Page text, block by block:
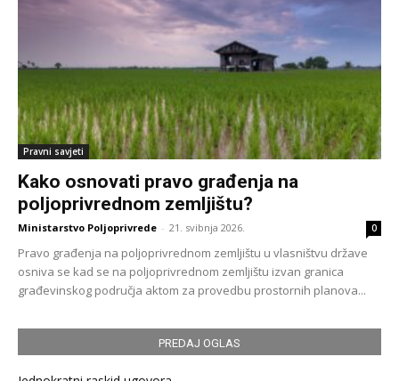
Pravni savjeti
Kako osnovati pravo građenja na
poljoprivrednom zemljištu?
Ministarstvo Poljoprivrede - 21. svibnja 2026. 0
Pravo građenja na poljoprivrednom zemljištu u vlasništvu države
osniva se kad se na poljoprivrednom zemljištu izvan granica
građevinskog područja aktom za provedbu prostornih planova...
PREDAJ OGLAS